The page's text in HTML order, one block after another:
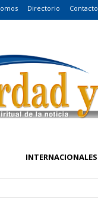
Directorio Contacto
INTERNACIONALES